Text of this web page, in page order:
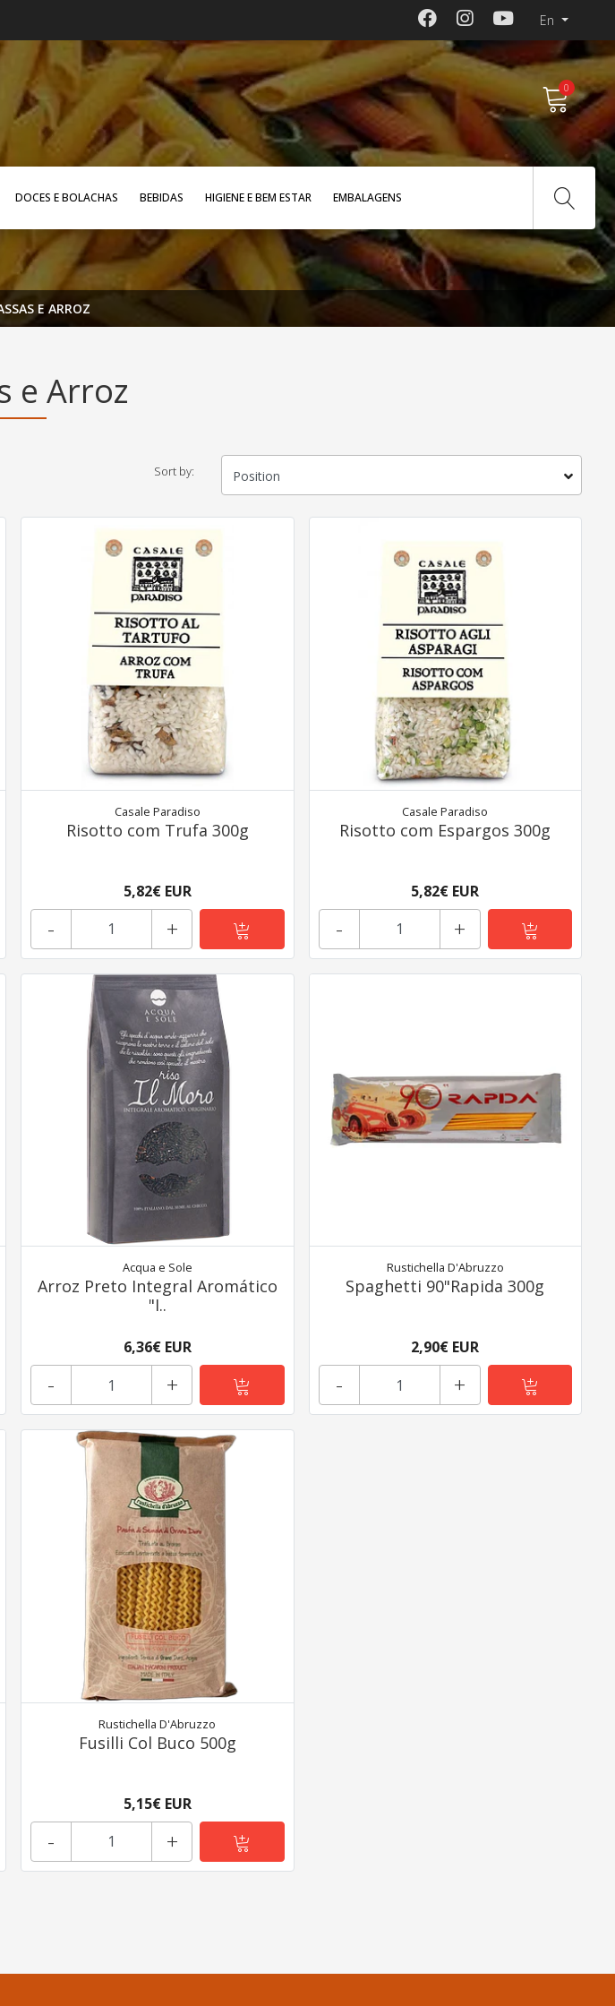
En
0
DOCES E BOLACHAS BEBIDAS HIGIENE E BEM ESTAR EMBALAGENS
E ARROZ
e Arroz
Sort by:
Casale Paradiso
Risotto com Trufa 300g
5,82€ EUR
+
-
Casale Paradiso
Risotto com Espargos 300g
5,82€ EUR
+
-
Acqua e Sole
Arroz Preto Integral Aromático
"I..
6,36€ EUR
+
-
Rustichella D'Abruzzo
Spaghetti 90"Rapida 300g
2,90€ EUR
+
-
Rustichella D'Abruzzo
Fusilli Col Buco 500g
5,15€ EUR
+
-